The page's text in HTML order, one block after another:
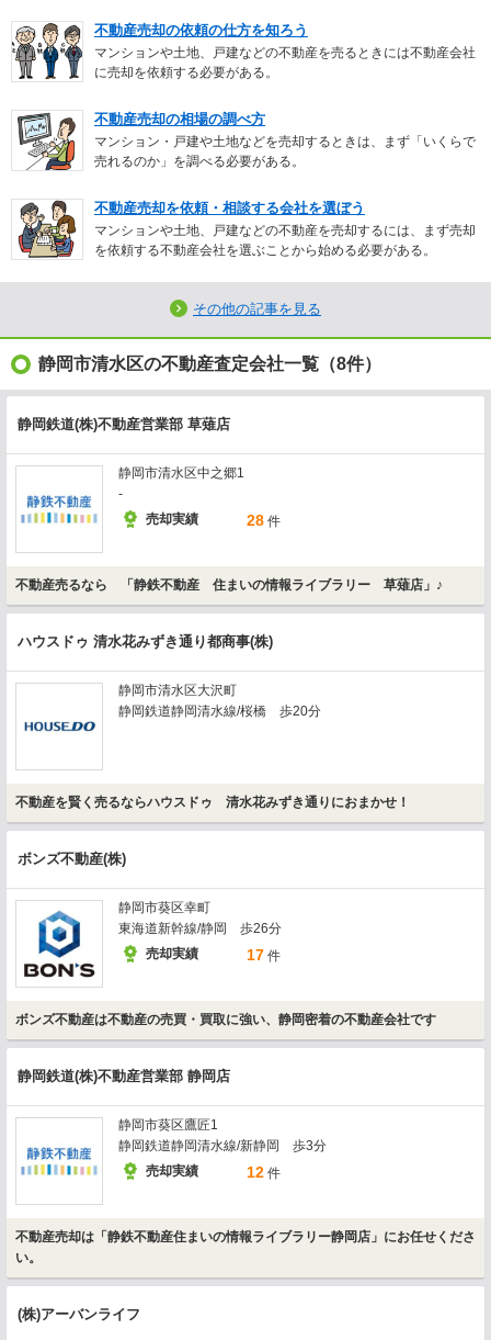
不動産売却の依頼の仕方を知ろう
マンションや土地、戸建などの不動産を売るときには不動産会社
に売却を依頼する必要がある。
不動産売却の相場の調べ方
マンション・戸建や土地などを売却するときは、まず「いくらで
売れるのか」を調べる必要がある。
不動産売却を依頼・相談する会社を選ぼう
マンションや土地、戸建などの不動産を売却するには、まず売却
を依頼する不動産会社を選ぶことから始める必要がある。
その他の記事を見る
静岡市清水区の不動産査定会社一覧（8件）
静岡鉄道(株)不動産営業部 草薙店
静岡市清水区中之郷1
-
売却実績
28 件
不動産売るなら 「静鉄不動産 住まいの情報ライブラリー 草薙店」♪
ハウスドゥ 清水花みずき通り都商事(株)
静岡市清水区大沢町
静岡鉄道静岡清水線/桜橋 歩20分
不動産を賢く売るならハウスドゥ 清水花みずき通りにおまかせ！
ボンズ不動産(株)
静岡市葵区幸町
東海道新幹線/静岡 歩26分
売却実績
17 件
ボンズ不動産は不動産の売買・買取に強い、静岡密着の不動産会社です
静岡鉄道(株)不動産営業部 静岡店
静岡市葵区鷹匠1
静岡鉄道静岡清水線/新静岡 歩3分
売却実績
12 件
不動産売却は「静鉄不動産住まいの情報ライブラリー静岡店」にお任せくださ
い。
(株)アーバンライフ